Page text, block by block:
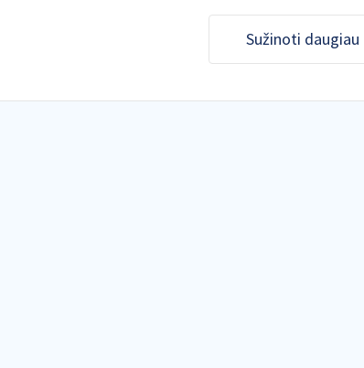
Sužinoti daugiau